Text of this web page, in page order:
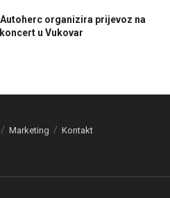
Autoherc organizira prijevoz na
u Vukovar
Marketing Kontakt